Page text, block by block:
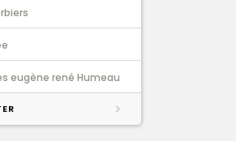
eugène rené Humeau